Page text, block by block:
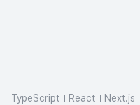
TypeScript React
Next.js